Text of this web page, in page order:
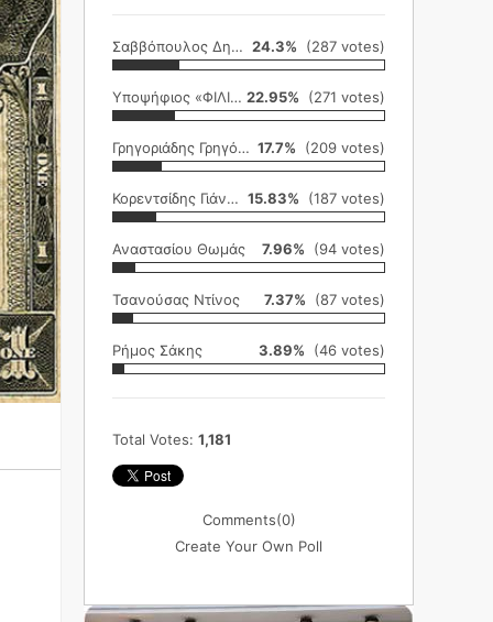
Σαββόπουλος Δημήτρης 24.3% (287 votes)
Υποψήφιος «ΦΙΛΙΚΗ ΕΤΑΙΡΕΙΑ» 22.95% (271 votes)
Γρηγοριάδης Γρηγόρης 17.7% (209 votes)
Κορεντσίδης Γιάννης 15.83% (187 votes)
Αναστασίου Θωμάς 7.96% (94 votes)
Τσανούσας Ντίνος 7.37% (87 votes)
Ρήμος Σάκης 3.89% (46 votes)
Total Votes: 1,181
Comments(0)
Create Your Own Poll